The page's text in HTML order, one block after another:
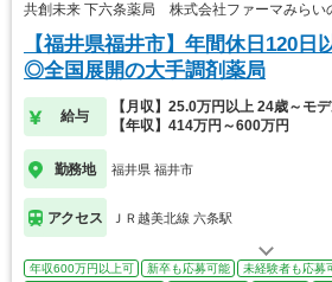
共創未来 下六条薬局 株式会社ファーマみらい
【福井県福井市】年間休日120日
◎全国展開の大手調剤薬局
給与
【月収】25.0万円以上 24歳～モ
【年収】414万円～600万円
勤務地 福井県 福井市
アクセス ＪＲ越美北線 六条駅
年収600万円以上可 新卒も応募可能 未経験者も応募